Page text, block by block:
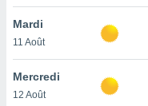
ainsi
un
la
du
Mardi
11 Août
Mercredi
12 Août